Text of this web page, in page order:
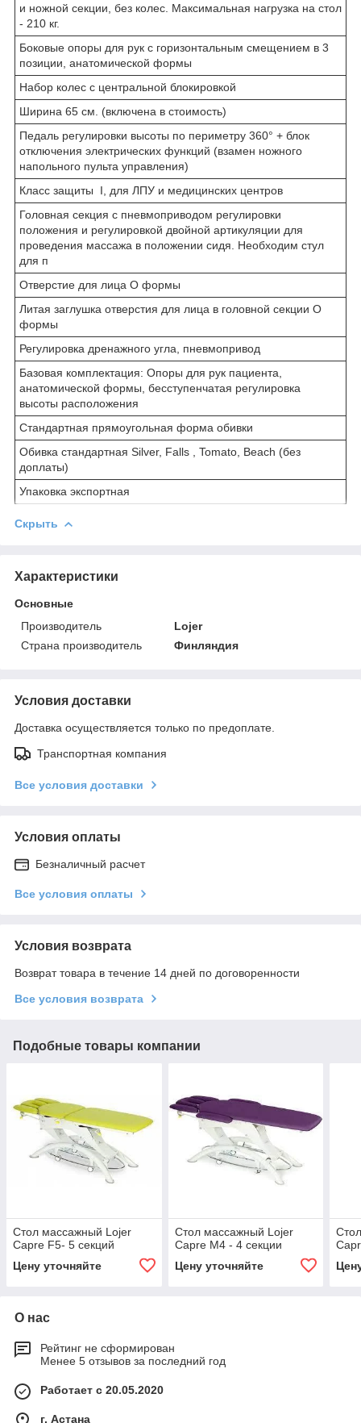
и ножной секции, без колес. Максимальная нагрузка на стол
- 210 кг.
Боковые опоры для рук с горизонтальным смещением в 3
позиции, анатомической формы
Набор колес с центральной блокировкой
Ширина 65 см. (включена в стоимость)
Педаль регулировки высоты по периметру 360° + блок
отключения электрических функций (взамен ножного
напольного пульта управления)
Класс защиты I, для ЛПУ и медицинских центров
Головная секция с пневмоприводом регулировки
положения и регулировкой двойной артикуляции для
проведения массажа в положении сидя. Необходим стул
для п
Отверстие для лица О формы
Литая заглушка отверстия для лица в головной секции О
формы
Регулировка дренажного угла, пневмопривод
Базовая комплектация: Опоры для рук пациента,
анатомической формы, бесступенчатая регулировка
высоты расположения
Стандартная прямоугольная форма обивки
Обивка стандартная Silver, Falls , Tomato, Beach (без
доплаты)
Упаковка экспортная
Скрыть
Характеристики
Основные
Производитель
Lojer
Страна производитель
Финляндия
Условия доставки
Доставка осуществляется только по предоплате.
Транспортная компания
Все условия доставки
Условия оплаты
Безналичный расчет
Все условия оплаты
Условия возврата
Возврат товара в течение 14 дней по договоренности
Все условия возврата
Подобные товары компании
Стол массажный Lojer
Capre F5- 5 секций
Цену уточняйте
Стол массажный Lojer
Capre M4 - 4 секции
Цену уточняйте
О нас
Рейтинг не сформирован
Менее 5 отзывов за последний год
Работает с 20.05.2020
г. Астана